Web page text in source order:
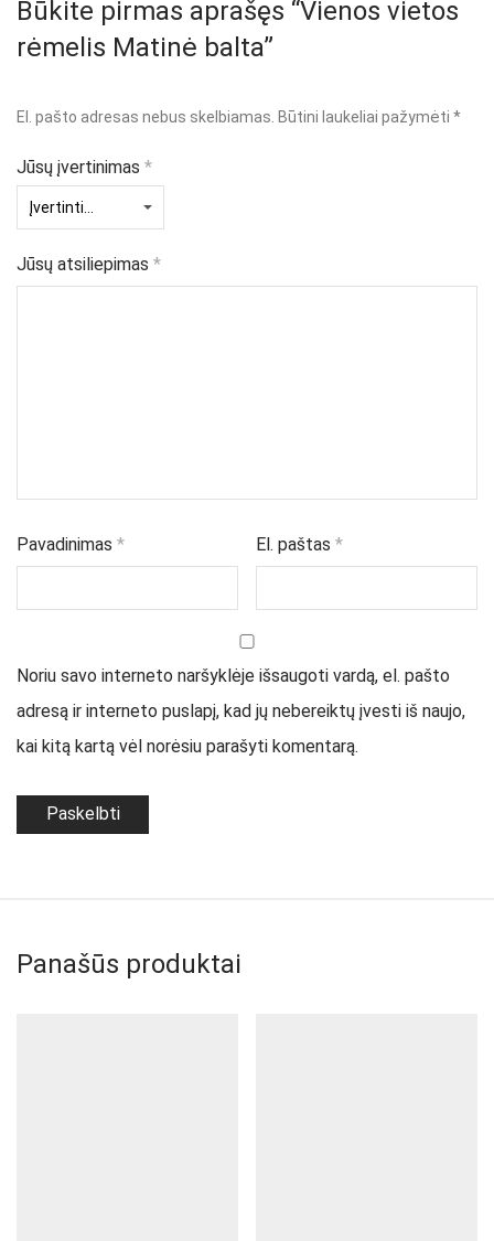
Būkite pirmas aprašęs “Vienos vietos
rėmelis Matinė balta”
El. pašto adresas nebus skelbiamas. Būtini laukeliai pažymėti *
Jūsų įvertinimas *
Jūsų atsiliepimas *
Pavadinimas * El. paštas*
Noriu savo interneto naršyklėje išsaugoti vardą, el. pašto
adresą ir interneto puslapį, kad jų nebereiktų įvesti iš naujo,
kai kitą kartą vėl norėsiu parašyti komentarą.
Panašūs produktai